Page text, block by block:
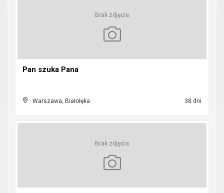
Brak zdjęcia
Pan szuka Pana
Warszawa, Białołęka 38 dni
Brak zdjęcia